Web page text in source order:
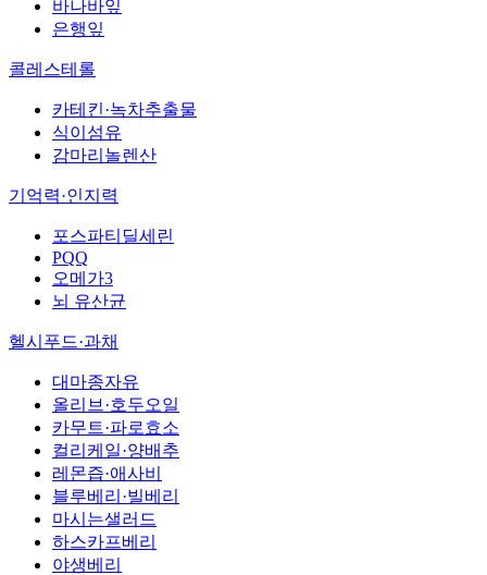
바나바잎
은행잎
콜레스테롤
카테킨·녹차추출물
식이섬유
감마리놀렌산
기억력·인지력
포스파티딜세린
PQQ
오메가3
뇌 유산균
헬시푸드·과채
대마종자유
올리브·호두오일
카무트·파로효소
컬리케일·양배추
레몬즙·애사비
블루베리·빌베리
마시는샐러드
하스카프베리
야생베리